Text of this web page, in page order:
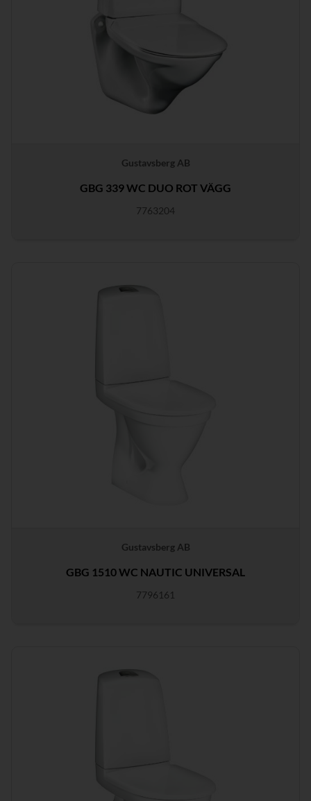
Gustavsberg AB
GBG 339 WC DUO ROT VÄGG
7763204
Gustavsberg AB
GBG 1510 WC NAUTIC UNIVERSAL
7796161